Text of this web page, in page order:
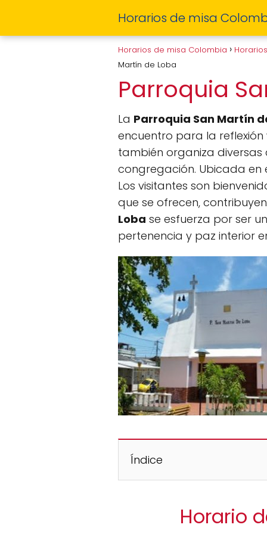
Horarios de misa
Horarios de misa Colombia
Martín de Loba
Parroquia
La Parroquia San Martín
encuentro para la reflexión
también organiza
congregación. Ubicada en
Los visitantes son
que se ofrecen,
Loba se esfuerza por ser
pertenencia y paz interior
Índice
Horario